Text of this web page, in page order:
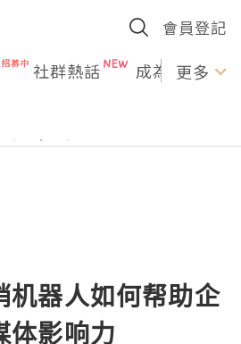
會員登記
社群熱話 成為U更多
机器人如何帮助企
体影响力